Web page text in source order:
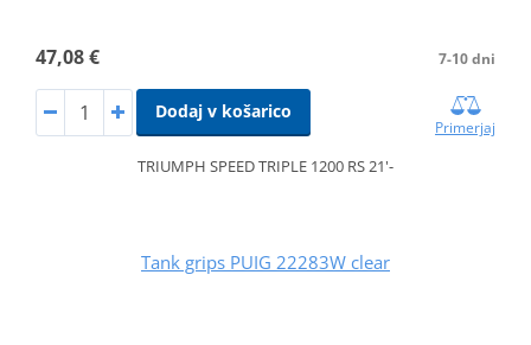
47,08 € 7-10 dni
Dodaj v košarico
Primerjaj
TRIUMPH SPEED TRIPLE 1200 RS 21'-
Tank grips PUIG 22283W clear